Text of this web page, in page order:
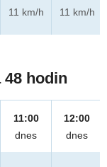
11 km/h
11 km/h
hodin
11:00
dnes
12:00
dnes